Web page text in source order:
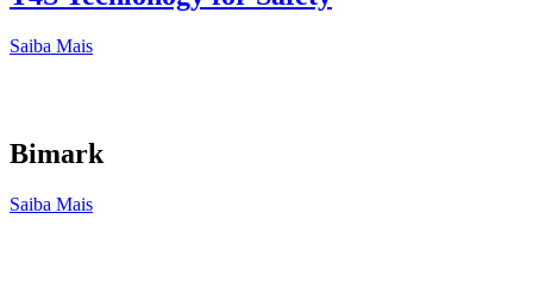
Saiba Mais
Bimark
Saiba Mais